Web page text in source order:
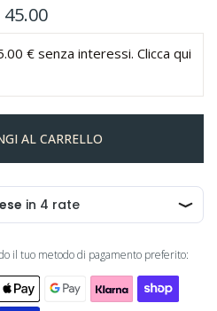
45.00
€ senza interessi. Clicca qui
AL CARRELLO
il tuo metodo di pagamento preferito: